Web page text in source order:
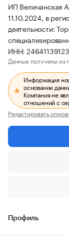
ИП Величанская
11.10.2024, в
деятельности:
ИНН:
Данные получены из
Информация
основании
Компания не
отношений с
Редактировать
Профиль